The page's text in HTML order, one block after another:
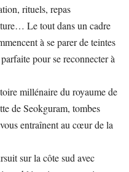
rituels, repas
Le tout dans un cadre
à se parer de teintes
pour se reconnecter à
millénaire du royaume de
de Seokguram, tombes
entraînent au cœur de la
sur la côte sud avec